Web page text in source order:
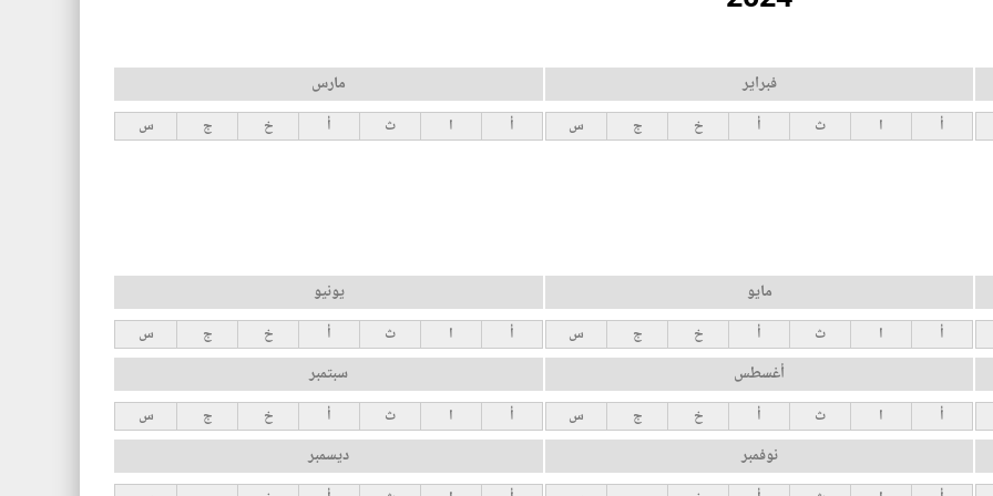
فبراير
أ ا ث أ خ ج س
مارس
أ ا ث أ خ ج س
مايو
أ ا ث أ خ ج س
يونيو
أ ا ث أ خ ج س
أغسطس
أ ا ث أ خ ج س
سبتمبر
أ ا ث أ خ ج س
نوفمبر ديسمبر